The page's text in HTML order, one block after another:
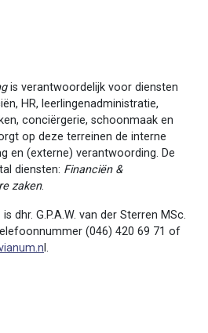
is verantwoordelijk voor diensten
HR, leerlingenadministratie,
conciërgerie, schoonmaak en
op deze terreinen de interne
en (externe) verantwoording. De
diensten: Financiën &
zaken.
dhr. G.P.A.W. van der Sterren MSc.
(046) 420 69 71 of
l.